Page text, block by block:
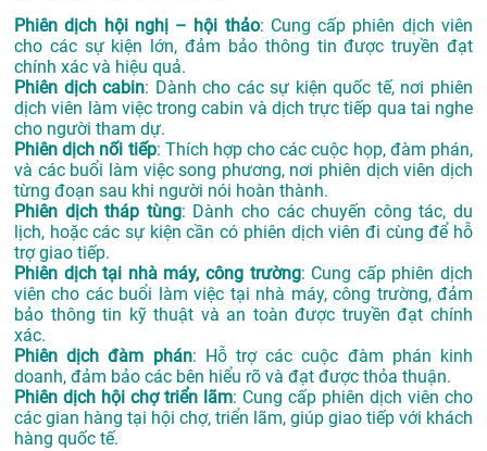
Phiên dịch hội nghị – hội thảo: Cung cấp phiên dịch viên
cho các sự kiện lớn, đảm bảo thông tin được truyền đạt
chính xác và hiệu quả.
Phiên dịch cabin: Dành cho các sự kiện quốc tế, nơi phiên
dịch viên làm việc trong cabin và dịch trực tiếp qua tai nghe
cho người tham dự.
Phiên dịch nối tiếp: Thích hợp cho các cuộc họp, đàm phán,
và các buổi làm việc song phương, nơi phiên dịch viên dịch
từng đoạn sau khi người nói hoàn thành.
Phiên dịch tháp tùng: Dành cho các chuyến công tác, du
lịch, hoặc các sự kiện cần có phiên dịch viên đi cùng để hỗ
trợ giao tiếp.
Phiên dịch tại nhà máy, công trường: Cung cấp phiên dịch
viên cho các buổi làm việc tại nhà máy, công trường, đảm
bảo thông tin kỹ thuật và an toàn được truyền đạt chính
xác.
Phiên dịch đàm phán: Hỗ trợ các cuộc đàm phán kinh
doanh, đảm bảo các bên hiểu rõ và đạt được thỏa thuận.
Phiên dịch hội chợ triển lãm: Cung cấp phiên dịch viên cho
các gian hàng tại hội chợ, triển lãm, giúp giao tiếp với khách
hàng quốc tế.